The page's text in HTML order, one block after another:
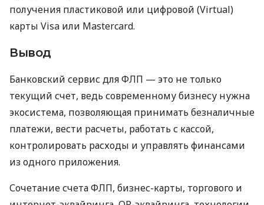
получения пластиковой или цифровой (Virtual)
карты Visa или Mastercard.
Вывод
Банковский сервис для ФЛП — это не только
текущий счет, ведь современному бизнесу нужна
экосистема, позволяющая принимать безналичные
платежи, вести расчеты, работать с кассой,
контролировать расходы и управлять финансами
из одного приложения.
Сочетание счета ФЛП, бизнес-карты, торгового и